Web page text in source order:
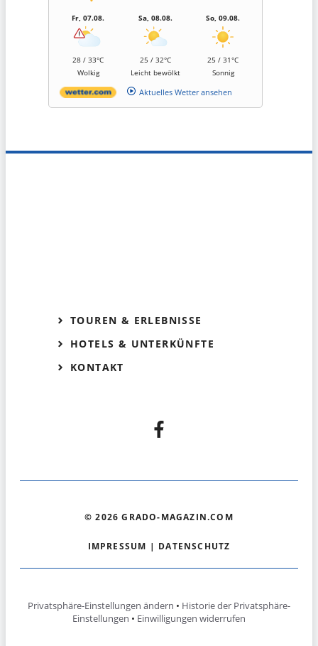
Fr, 07.08.
28 / 33°C
Wolkig
Sa, 08.08.
25 / 32°C
Leicht bewölkt
So, 09.08.
25 / 31°C
Sonnig
Aktuelles Wetter ansehen
TOUREN & ERLEBNISSE
HOTELS & UNTERKÜNFTE
KONTAKT
© 2026 GRADO-MAGAZIN.COM
IMPRESSUM | DATENSCHUTZ
Privatsphäre-Einstellungen ändern • Historie der Privatsphäre-
Einstellungen • Einwilligungen widerrufen